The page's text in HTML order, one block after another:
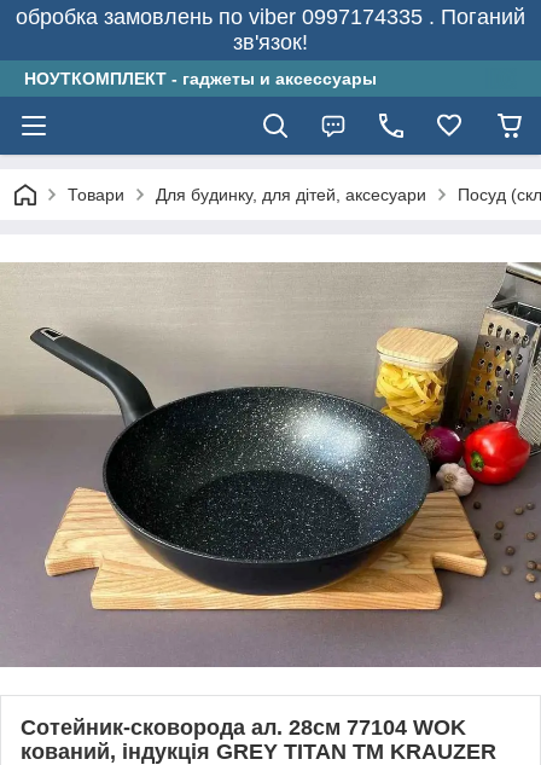
обробка замовлень по viber 0997174335 . Поганий
зв'язок!
НОУТКОМПЛЕКТ - гаджеты и аксессуары
Товари Для будинку, для дітей, аксесуари Посуд
Сотейник-сковорода ал. 28см 77104 WOK
кований, індукція GREY TITAN ТМ KRAUZER